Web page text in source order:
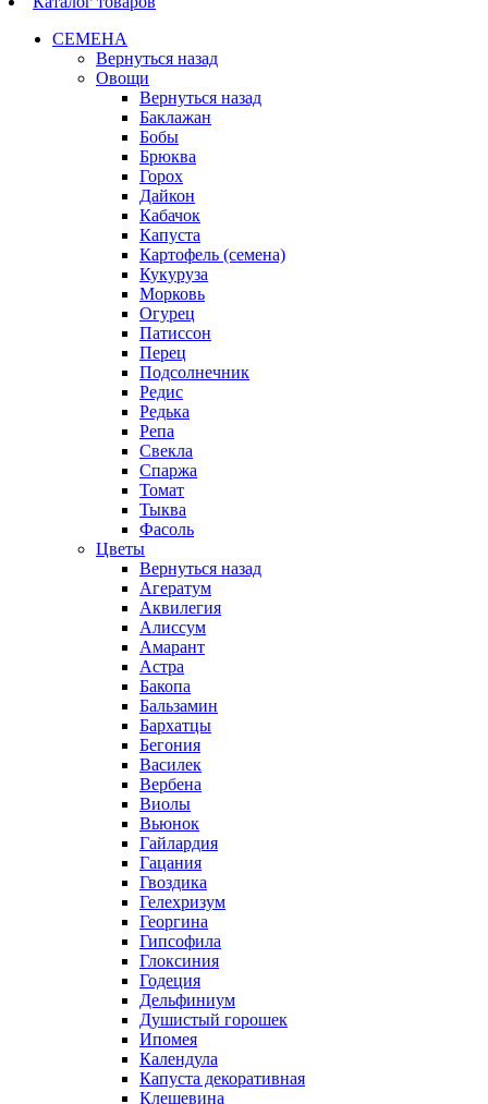
СЕМЕНА
Вернуться назад
Овощи
Вернуться назад
Баклажан
Бобы
Брюква
Горох
Дайкон
Кабачок
Капуста
Картофель (семена)
Кукуруза
Морковь
Огурец
Патиссон
Перец
Подсолнечник
Редис
Редька
Репа
Свекла
Спаржа
Томат
Тыква
Фасоль
Цветы
Вернуться назад
Агератум
Аквилегия
Алиссум
Амарант
Астра
Бакопа
Бальзамин
Бархатцы
Бегония
Василек
Вербена
Виолы
Вьюнок
Гайлардия
Гацания
Гвоздика
Гелехризум
Георгина
Гипсофила
Глоксиния
Годеция
Дельфиниум
Душистый горошек
Ипомея
Календула
Капуста декоративная
Клещевина